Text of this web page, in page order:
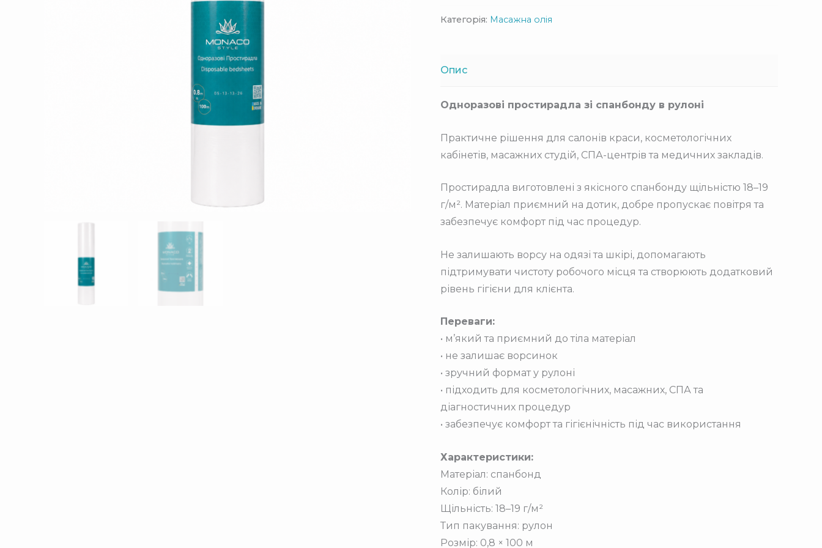
Категорія: Масажна олія
Опис
Одноразові простирадла зі спанбонду в рулоні
Практичне рішення для салонів краси, косметологічних
кабінетів, масажних студій, СПА-центрів та медичних закладів.
Простирадла виготовлені з якісного спанбонду щільністю 18–19
г/м². Матеріал приємний на дотик, добре пропускає повітря та
забезпечує комфорт під час процедур.
Не залишають ворсу на одязі та шкірі, допомагають
підтримувати чистоту робочого місця та створюють додатковий
рівень гігієни для клієнта.
Переваги:
• м’який та приємний до тіла матеріал
• не залишає ворсинок
• зручний формат у рулоні
• підходить для косметологічних, масажних, СПА та
діагностичних процедур
• забезпечує комфорт та гігієнічність під час використання
Характеристики:
Матеріал: спанбонд
Колір: білий
Щільність: 18–19 г/м²
Тип пакування: рулон
Розмір: 0,8 × 100 м